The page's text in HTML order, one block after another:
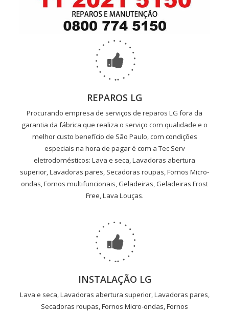
REPAROS LG
Procurando empresa de serviços de reparos LG fora da
garantia da fábrica que realiza o serviço com qualidade e o
melhor custo benefício de São Paulo, com condições
especiais na hora de pagar é com a Tec Serv
eletrodomésticos: Lava e seca, Lavadoras abertura
superior, Lavadoras pares, Secadoras roupas, Fornos Micro-
ondas, Fornos multifuncionais, Geladeiras, Geladeiras Frost
Free, Lava Louças.
INSTALAÇÃO LG
Lava e seca, Lavadoras abertura superior, Lavadoras pares,
Secadoras roupas, Fornos Micro-ondas, Fornos